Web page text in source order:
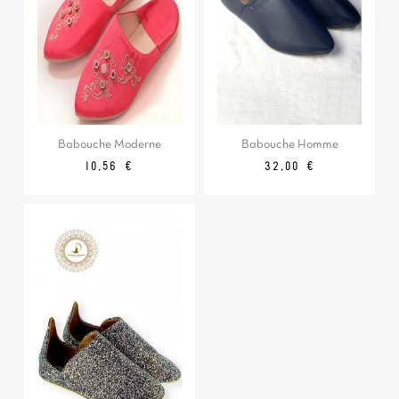
Babouche Moderne
Prix
Prix
10,56 €
Babouche Homme
Prix
32,00 €